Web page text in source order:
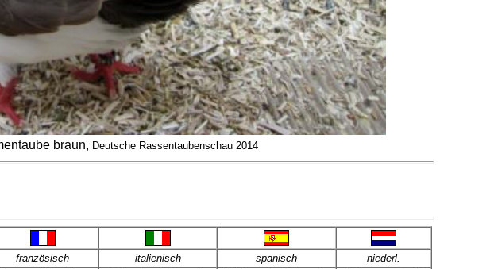
braun, Deutsche Rassentaubenschau 2014
französisch italienisch spanisch
niederl.